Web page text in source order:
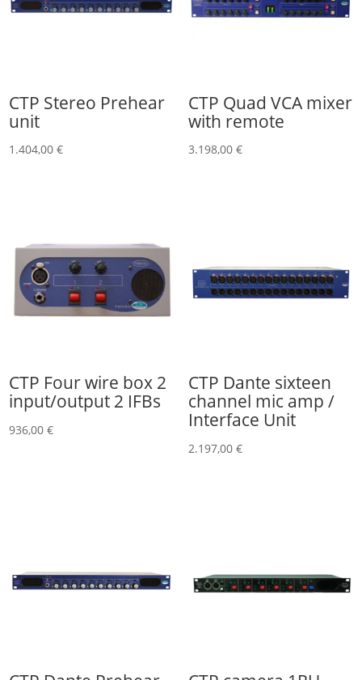
CTP Stereo Prehear
unit
1.404,00€
CTP Quad VCA mixer
with remote
3.198,00 €
CTP Four wire box 2
input/output 2 IFBs
936,00€
CTP Dante sixteen
channel mic amp /
Interface Unit
2.197,00 €